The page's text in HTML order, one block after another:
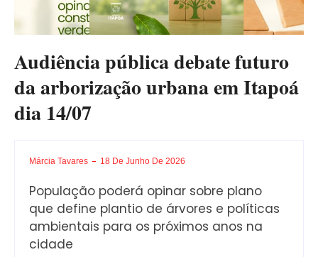
Audiência pública debate futuro
da arborização urbana em Itapoá
dia 14/07
Márcia Tavares 18 De Junho De 2026
População poderá opinar sobre plano
que define plantio de árvores e políticas
ambientais para os próximos anos na
cidade